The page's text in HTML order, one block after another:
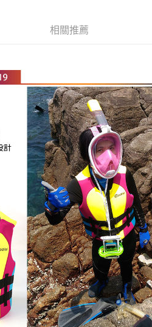
額請依後續交易確認頁面所載為準。
交易或遇審核未通過，訂單將自動取
，表示未達大哥付你分期系統評分，恕無
付你分期」於每月結算日後寄送繳費提
「超商條碼／台灣大直營門市／銀行轉
通路繳費。
公司」（以下簡稱本公司）所提供，讓
品或服務，並由商店將買賣／分期付款
使用本公司帳單繳交帳款。
」之契約關係目的，商店將以您的個人
供予台灣大哥大進項蒐集、處理及利用，
資料之確認、核對及更正。
結：
https://oppay.tw/userRule
後付」後，將跳轉至「AFTEE先享後付」
額後，即可完成結帳。
費通知簡訊。
點擊此簡訊中的連結，可透過四大超商／
款，方視為交易完成。
刻繳費，但若您需要取消訂單，請聯絡
之訂單仍視為有效，需透過AFTEE先享
後付 」之結帳頁面顯示為準，若有關於
款等相關疑問，請聯繫「AFTEE先享後付
support/home
供之「AFTEE先享後付」服務完成之交
人資料，並將交易相關給付款項請求債
覽以下網址：
代理人或監護人之同意方可使用
申辦者引起之損失，本公司不負相關責
將依據個別帳號之用戶狀況，依本公司即
上)免運費
以上)免運費
相關推薦